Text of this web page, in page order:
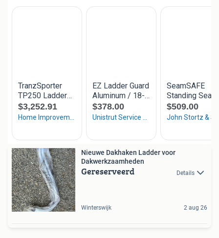
Nieuwe Dakhaken Ladder voor
Dakwerkzaamheden
Gereserveerd Details
Winterswijk 2 aug 26